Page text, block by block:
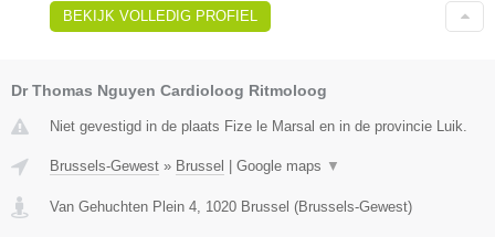
BEKIJK VOLLEDIG PROFIEL
Dr Thomas Nguyen Cardioloog Ritmoloog
Niet gevestigd in de plaats Fize le Marsal en in de provincie Luik.
Brussels-Gewest » Brussel | Google maps ▼
Van Gehuchten Plein 4 1020 Brussel (Brussels-Gewest)